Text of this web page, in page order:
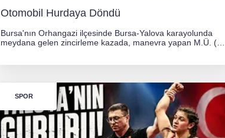
Otomobil Hurdaya Döndü
Bursa'nın Orhangazi ilçesinde Bursa-Yalova karayolunda
meydana gelen zincirleme kazada, manevra yapan M.Ü. (35)
SPOR